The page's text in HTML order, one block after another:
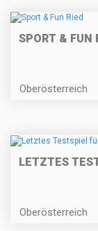
SPORT & FUN
Oberösterreich
LETZTES
Oberösterreich